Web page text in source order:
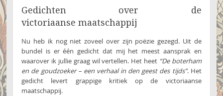
Gedichten over de
victoriaanse maatschappij
Nu heb ik nog niet zoveel over zijn poëzie gezegd. Uit de
bundel is er één gedicht dat mij het meest aansprak en
waarover ik jullie graag wil vertellen. Het heet “De boterham
en de goudzoeker – een verhaal in den geest des tijds”. Het
gedicht levert grappige kritiek op de victoriaanse
maatschappij.